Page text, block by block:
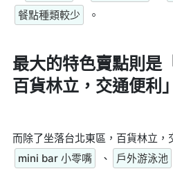
餐點種類較少
。
最大的特色賣點則是
百貨林立，交通便利」
而除了坐落台北東區，百貨林立，
mini bar 小零嘴
、 戶外游泳池